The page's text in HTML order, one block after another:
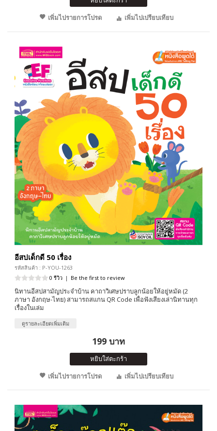
เพิ่มไปรายการโปรด
เพิ่มไปเปรียบเทียบ
อีสปเด็กดี 50 เรื่อง
รหัสสินค้า : P-YOU-1263
0 รีวิว | Be the first to review
นิทานอีสปสามัญประจำบ้าน คาถาวิเศษปราบลูกน้อยให้อยู่หมัด (2
ภาษา อังกฤษ-ไทย) สามารถสแกน QR Code เพื่อฟังเสียงเล่านิทานทุก
เรื่องในเล่ม
ดูรายละเอียดเพิ่มเติม
199 บาท
หยิบใส่ตะกร้า
เพิ่มไปรายการโปรด
เพิ่มไปเปรียบเทียบ